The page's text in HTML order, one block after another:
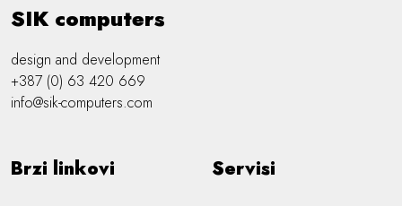
SIK computers
design and development
+387 (0) 63 420 669
info@sik-computers.com
Brzi linkovi Servisi